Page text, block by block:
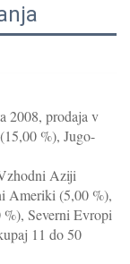
2008, prodaja v
%), Jugo-
Aziji
Ameriki (5,00 %),
Severni Evropi
11 do 50